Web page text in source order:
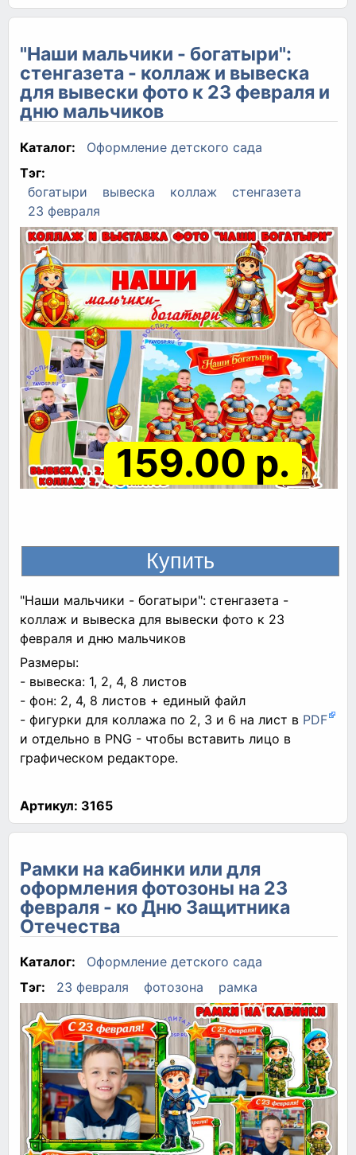
"Наши мальчики - богатыри":
стенгазета - коллаж и вывеска
для вывески фото к 23 февраля и
дню мальчиков
Каталог:
Оформление детского сада
Тэг:
богатыри
вывеска коллаж
стенгазета
23 февраля
159.00 р.
"Наши мальчики - богатыри": стенгазета -
коллаж и вывеска для вывески фото к 23
февраля и дню мальчиков
Размеры:
- вывеска: 1, 2, 4, 8 листов
- фон: 2, 4, 8 листов + единый файл
- фигурки для коллажа по 2, 3 и 6 на лист в PDF
и отдельно в PNG - чтобы вставить лицо в
графическом редакторе.
Артикул: 3165
Рамки на кабинки или для
оформления фотозоны на 23
февраля - ко Дню Защитника
Отечества
Каталог:
Оформление детского сада
Тэг:
23 февраля фотозона рамка